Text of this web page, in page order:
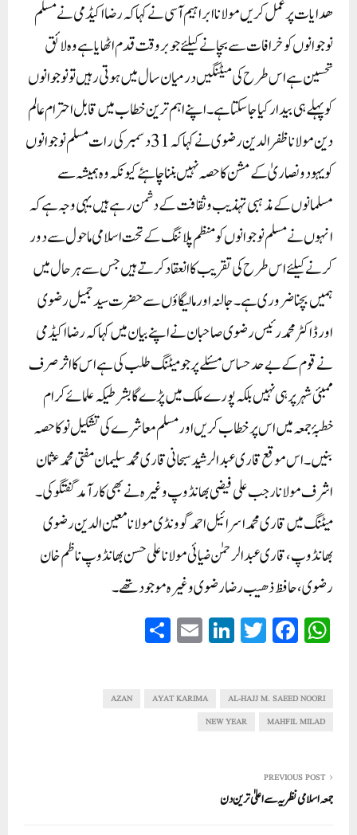
ھدایات پر عمل کریں مولانا ابراہیم آسی نے کہا کہ رضااکیڈمی نے مسلم
نوجوانوں کو خرافات سے بچانے کیلئے جو بر وقت قدم اٹھایا ہے وہ لائق
تحسین ہے اس طرح کی میٹنگیں درمیان سال میں ہوتی رہیں تو نوجوانوں
کو پہلے ہی بیدار کیا جاسکتا ہے۔ اپنے اہم ترین خطاب میں قابل احترام عالم
دین مولانا ظفرالدین رضوی نے کہا کہ 31دسمبر کی رات مسلم نوجوانوں
کو یہود و نصاریٰ کے مشن کا حصہ نہیں بننا چاہئے کیونکہ وہ ہمیشہ سے
مسلمانوں کے مذہبی تہذیب و ثقافت کے دشمن رہے ہیں یہی وجہ ہے کہ
انہوں نے مسلم نوجوانوں کو منظم پلاننگ کے تحت اسلامی ماحول سے دور
کرنے کیلئے اس طرح کی تقریب کا انعقاد کرتے ہیں جس سے ہرحال میں
ہمیں بچنا ضروری ہے۔جالنہ اور مالیگاؤں سے حضرت سید جمیل رضوی
اور ڈاکٹر محمد رئیس رضوی صاحبان نے اپنے بیان میں کہا کہ رضااکیڈمی
نے قوم کے بےحد حساس مسئلے پر جو میٹنگ طلب کی ہے اس کا اثر صرف
ممبئی شہر پر ہی نہیں بلکہ پورے ملک میں پڑے گا بشرطیکہ علمائے کرام
خطبۂ جمعہ میں اس پر خطاب کریں اور مسلم معاشرے کی تشکیل نو کا حصہ
بنیں۔اس موقع قاری عبدالرشید سبحانی قاری محمد سلیمان مفتی محمد عثمان
اشرف مولانا رجب علی فیضی بھانڈوپ وغیرہ نے بھی کار آمد گفتگو کی۔
میٹنگ میں قاری محمد اسرائیل احمد گوونڈی مولانا معین الدین رضوی
بھانڈوپ،قاری عبدالرحمٰن ضیائی مولانا علی حسن بھانڈوپ ناظم خان
رضوی،حافظ ذھیب رضا رضوی وغیرہ موجود تھے۔
W
ha
A
pp
Fa
ce
ok
T
wi
r
Li
nk
In
E
m
AL-HAJJ M. SAEED NOORI
AYAT KARIMA
AZAN
MAHFIL MILAD
NEW YEAR
PREVIOUS POST
جمعہ اسلامی نظریہ سے اعلیٰ ترین دن